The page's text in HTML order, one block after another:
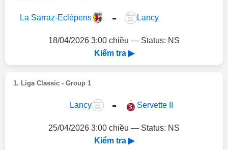
La Sarraz-Eclépens - Lancy
18/04/2026 3:00 chiều — Status: NS
Kiểm tra ▶
1. Liga Classic - Group 1
Lancy - Servette II
25/04/2026 3:00 chiều — Status: NS
Kiểm tra ▶